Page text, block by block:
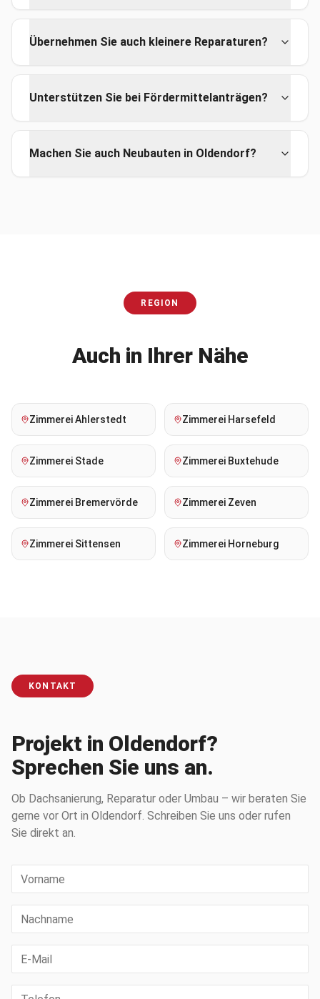
Übernehmen Sie auch kleinere Reparaturen?
Unterstützen Sie bei Fördermittelanträgen?
Machen Sie auch Neubauten in Oldendorf?
REGION
Auch in Ihrer Nähe
ZimmereiAhlerstedt Zimmerei Harsefeld
Zimmerei Stade Zimmerei Buxtehude
Zimmerei Bremervörde Zimmerei Zeven
Zimmerei Sittensen Zimmerei Horneburg
KONTAKT
Projekt in Oldendorf?
Sprechen Sie uns an.
Ob Dachsanierung, Reparatur oder Umbau – wir beraten Sie
gerne vor Ort in Oldendorf. Schreiben Sie uns oder rufen
Sie direkt an.